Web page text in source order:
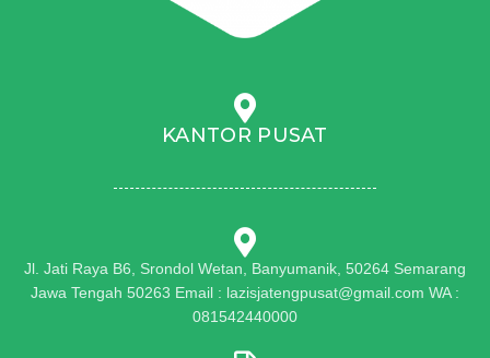
KANTOR PUSAT
Jl. Jati Raya B6, Srondol Wetan, Banyumanik, 50264 Semarang
Jawa Tengah 50263 Email : lazisjatengpusat@gmail.com WA :
081542440000